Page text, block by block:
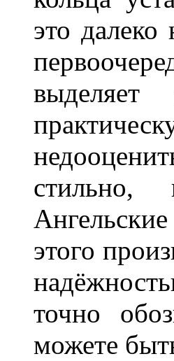
это далеко
стильно,
этого
точно
можете